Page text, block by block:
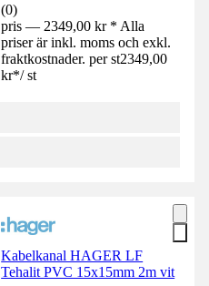
(0)
pris — 2349,00 kr * Alla
priser är inkl. moms och exkl.
fraktkostnader. per st2349,00
kr*/ st
Kabelkanal HAGER LF
Tehalit PVC 15x15mm 2m vit